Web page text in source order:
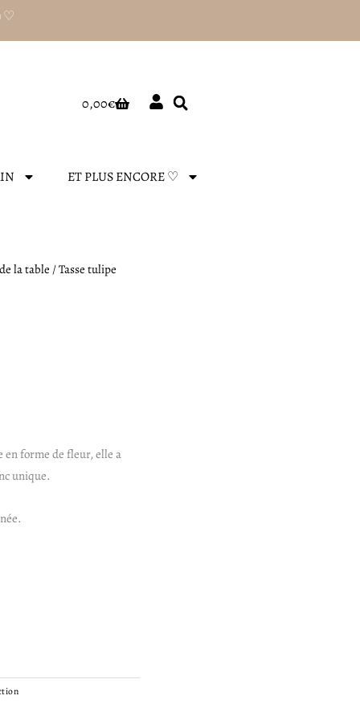
♡
0,00€Panier
ET PLUS ENCORE ♡
la table / Tasse tulipe
en forme de fleur, elle a
unique.